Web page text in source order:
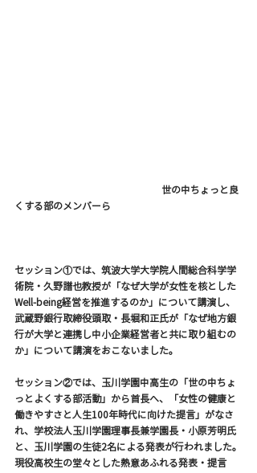
くする部のメンバーら
セッション①では、筑波大学大学院人間総合科学学
術院・久野譜也教授が「なぜ大学が女性を核とした
Well-being経営を推進するのか」について講演し、
武蔵野銀行取締役頭取・長堀和正氏が「なぜ地方銀
行が大学と連携し中小企業経営者と共に取り組むの
か」について講演をおこないました。
セッション②では、玉川学園中高生の「世の中ちょ
っとよくする部活動」から首長へ、「女性の健康と
働きやすさと人生100年時代に向けた提言」がなさ
れ、学校法人玉川学園理事長兼学園長・小原芳明氏
と、玉川学園の生徒2名による発表が行われました。
現役高校生の堂々とした熱意あふれる発表・提言